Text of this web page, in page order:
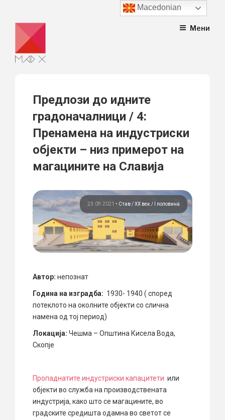
content
Мени
Предлози до идните
градоначалници / 4:
Пренамена на индустриски
објекти – низ примерот на
магацините на Славија
23.09.2021 • Став ХХ век / I половина
Автор: непознат
Година на изградба: 1930- 1940 ( според
потеклото на околните објекти со слична
намена од тој период)
Локација: Чешма – Општина Кисела Вода,
Скопје
Пропаднатите индустриски капацитети или
објекти во служба на производствената
индустрија, како што се магацините, во
градските средишта одамна во светот се
Macedonian